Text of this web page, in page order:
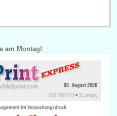
am Montag!